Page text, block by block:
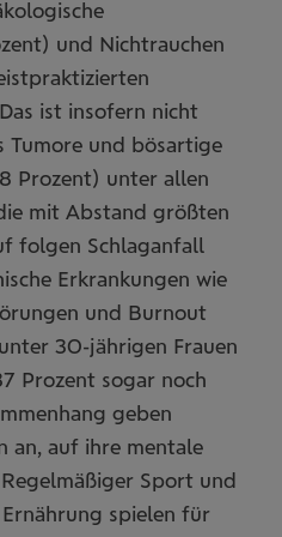
und Nichtrauchen
ist insofern nicht
Tumore und bösartige
Prozent) unter allen
mit Abstand größten
folgen Schlaganfall
Erkrankungen wie
und Burnout
30-jährigen Frauen
Prozent sogar noch
geben
an, auf ihre mentale
Sport und
spielen für